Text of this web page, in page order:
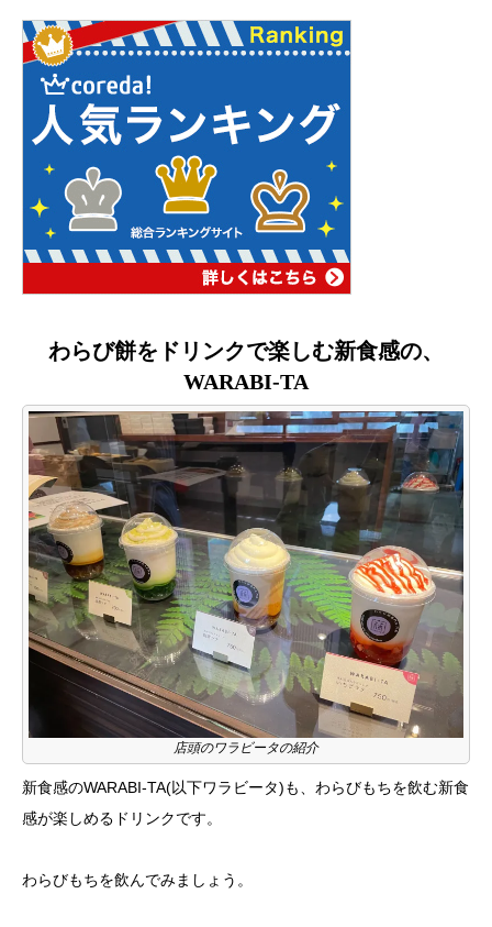
わらび餅をドリンクで楽しむ新食感の、
WARABI-TA
店頭のワラビータの紹介
新食感のWARABI-TA(以下ワラビータ)も、わらびもちを飲む新食
感が楽しめるドリンクです。
わらびもちを飲んでみましょう。